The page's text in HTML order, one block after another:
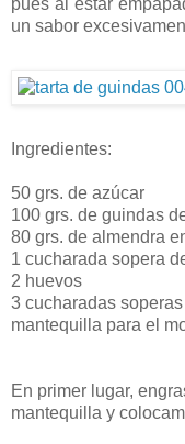
pues al estar
un sabor
Ingredientes:
50 grs. de azúcar
100 grs. de guindas
80 grs. de almendra
1 cucharada sopera
2 huevos
3 cucharadas
mantequilla para el
En primer lugar,
mantequilla y